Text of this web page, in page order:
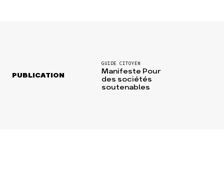
PUBLICATION
GUIDE CITOYEN
Manifeste Pour
des sociétés
soutenables